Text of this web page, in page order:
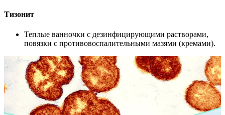
Тизонит
Теплые ванночки с дезинфицирующими растворами,
повязки с противовоспалительными мазями (кремами).